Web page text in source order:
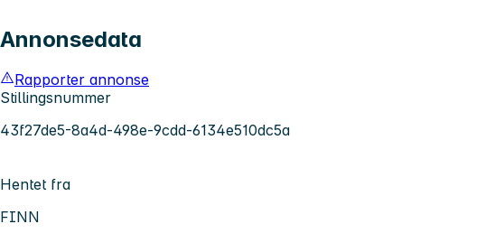
Annonsedata
Rapporter annonse
Stillingsnummer
43f27de5-8a4d-498e-9cdd-6134e510dc5a
Hentet fra
FINN